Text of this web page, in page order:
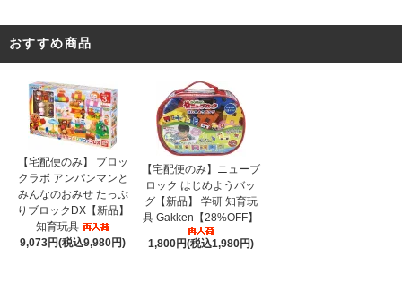
おすすめ商品
【宅配便のみ】 ブロッ
クラボ アンパンマンと
みんなのおみせ たっぷ
りブロックDX【新品】
知育玩具
9,073円(税込9,980円)
【宅配便のみ】ニューブ
ロック はじめようバッ
グ【新品】 学研 知育玩
具 Gakken【28%OFF】
1,800円(税込1,980円)